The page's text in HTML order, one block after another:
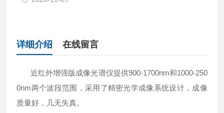
详细介绍 在线留言
近红外增强版成像光谱仪提供900-1700nm和1000-250
0nm两个波段范围，采用了精密光学成像系统设计，成像
质量好，几无失真。